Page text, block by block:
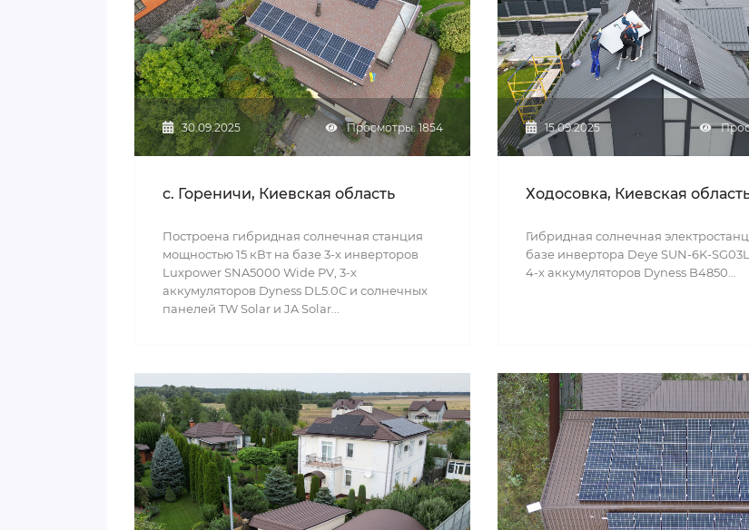
30.09.2025 Просмотры: 1854
c. Гореничи, Киевская область
Построена гибридная солнечная станция
мощностью 15 кВт на базе 3-х инверторов
Luxpower SNA5000 Wide PV, 3-х
аккумуляторов Dyness DL5.0C и солнечных
панелей TW Solar и JA Solar...
15.09.2025
Ходосовка, Киевская
Гибридная солнечная
базе инвертора Deye SUN-6K-
4-х аккумуляторов Dyness B4850...